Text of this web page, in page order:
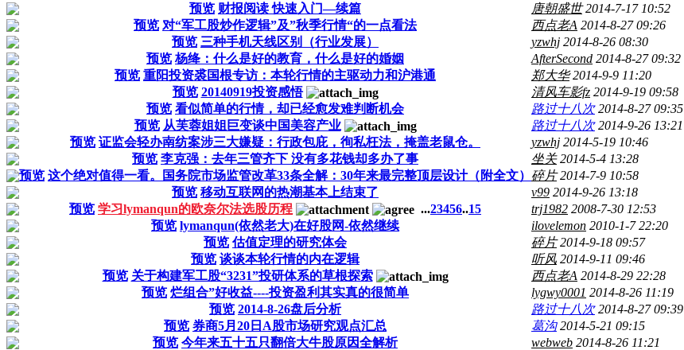
预览 财报阅读 快速入门—续篇 唐朝盛世 2014-7-17 10:52
预览 对“军工股炒作逻辑”及”秋季行情“的一点看法 西点老A 2014-8-27 09:26
预览 三种手机天线区别（行业发展） yzwhj 2014-8-26 08:30
预览 杨绛：什么是好的教育，什么是好的婚姻 AfterSecond 2014-8-27 09:32
预览 重阳投资裘国根专访：本轮行情的主驱动力和沪港通 郑大华 2014-9-9 11:20
预览 20140919投资感悟 清风车影fz 2014-9-19 09:58
预览 看似简单的行情，却已经愈发难判断机会 路过十八次 2014-8-27 09:35
预览 从芙蓉姐姐巨变谈中国美容产业 路过十八次 2014-9-26 13:21
预览 证监会轻办南纺案涉三大嫌疑：行政包庇，徇私枉法，掩盖老鼠仓。 yzwhj 2014-5-19 10:46
预览 李克强：去年三管齐下 没有多花钱却多办了事 坐关 2014-5-4 13:28
预览 这个绝对值得一看。国务院市场监管改革33条全解：30年来最完整顶层设计（附全文） 碎片 2014-7-9 10:58
预览 移动互联网的热潮基本上结束了 v99 2014-9-26 13:18
预览 学习lymanqun的欧奈尔法选股历程 ...23456..15 trj1982 2008-7-30 12:53
预览 lymanqun(依然老大)在好股网-依然继续 ilovelemon 2010-1-7 22:20
预览 估值定理的研究体会 碎片 2014-9-18 09:57
预览 谈谈本轮行情的内在逻辑 听风 2014-9-11 09:46
预览 关于构建军工股“3231”投研体系的草根探索 西点老A 2014-8-29 22:28
预览 烂组合”好收益----投资盈利其实真的很简单 lygwy0001 2014-8-26 11:19
预览 2014-8-26盘后分析 路过十八次 2014-8-27 09:39
预览 券商5月20日A股市场研究观点汇总 葛沟 2014-5-21 09:15
预览 今年来五十五只翻倍大牛股原因全解析 webweb 2014-8-26 11:21